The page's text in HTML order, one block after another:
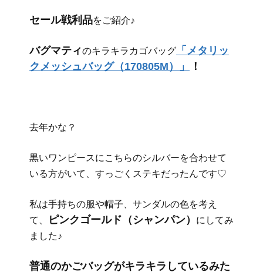
セール戦利品をご紹介♪
バグマティのキラキラカゴバッグ 「メタリッ
クメッシュバッグ（170805M）」
！
去年かな？
黒いワンピースにこちらのシルバーを合わせて
いる方がいて、すっごくステキだったんです♡
私は手持ちの服や帽子、サンダルの色を考え
て、
ピンクゴールド（シャンパン）
にしてみ
ました♪
普通のかごバッグがキラキラしているみた